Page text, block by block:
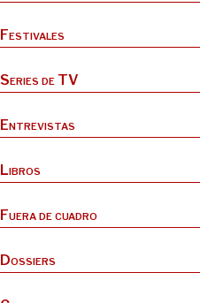
Festivales
Series de TV
Entrevistas
Libros
Fuera de cuadro
Dossiers